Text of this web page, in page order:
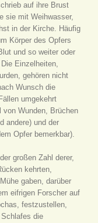
auf ihre Brust
sie mit Weihwasser,
in der Kirche. Häufig
Körper des Opfers
und so weiter oder
Einzelheiten,
gehören nicht
Wunsch die
umgekehrt
von Wunden, Brüchen
andere) und der
Opfer bemerkbar).
großen Zahl derer,
kehrten,
gaben, darüber
eifrigen Forscher auf
festzustellen,
die